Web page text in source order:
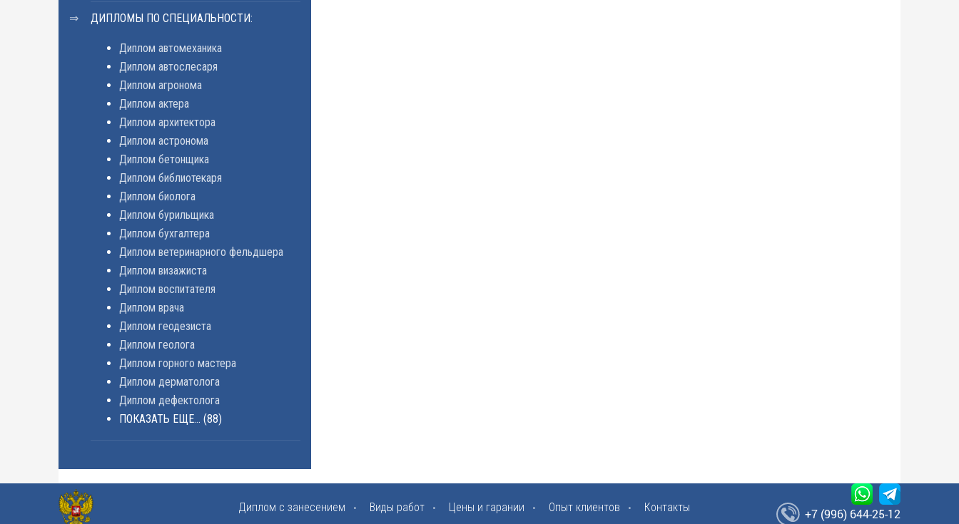
ДИПЛОМЫ ПО СПЕЦИАЛЬНОСТИ:
Диплом автомеханика
Диплом автослесаря
Диплом агронома
Диплом актера
Диплом архитектора
Диплом астронома
Диплом бетонщика
Диплом библиотекаря
Диплом биолога
Диплом бурильщика
Диплом бухгалтера
Диплом ветеринарного фельдшера
Диплом визажиста
Диплом воспитателя
Диплом врача
Диплом геодезиста
Диплом геолога
Диплом горного мастера
Диплом дерматолога
Диплом дефектолога
ПОКАЗАТЬ ЕЩЕ... (88)
Диплом с занесением Виды работ Цены и гарании Опыт клиентов Контакты +7 (996) 644-25-12